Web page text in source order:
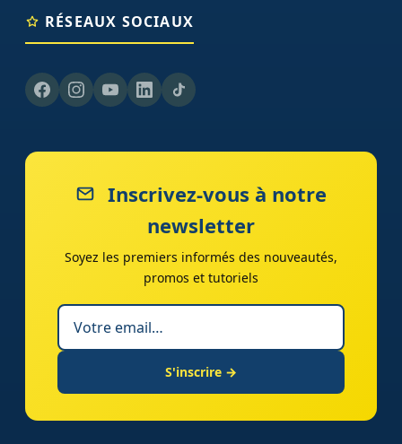
RÉSEAUX SOCIAUX
Inscrivez-vous à notre
newsletter
Soyez les premiers informés des nouveautés,
promos et tutoriels
S'inscrire →